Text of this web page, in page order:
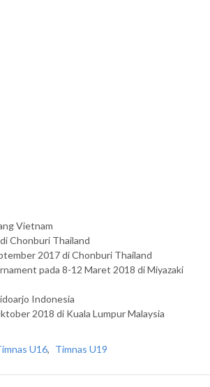
Vietnam
Chonburi Thailand
2017 di Chonburi Thailand
pada 8-12 Maret 2018 di Miyazaki
Indonesia
2018 di Kuala Lumpur Malaysia
U16, Timnas U19